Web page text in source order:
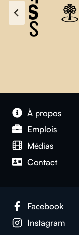
À propos
Emplois
Médias
Contact
Facebook
Instagram